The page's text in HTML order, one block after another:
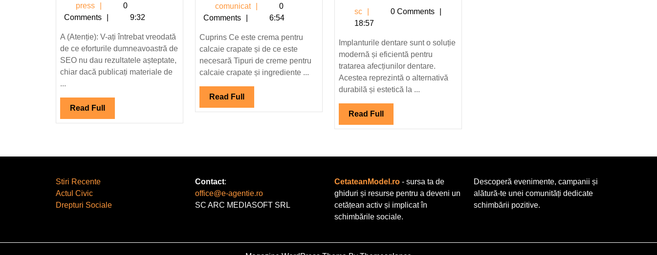
cauze
frecvente
și
soluții
press press
0
Comments
9:32
A (Atenție): V-ați întrebat vreodată
de ce eforturile dumneavoastră de
SEO nu dau rezultatele așteptate,
chiar dacă publicați materiale de
...
Read Full Read
Full
calcaie
crapate:
beneficii
și
recomandări.
comunicat comunicat
0
Comments
6:54
Cuprins Ce este crema pentru
calcaie crapate și de ce este
necesară Tipuri de creme pentru
calcaie crapate și ingrediente ...
Read Full Read
Full
și
rare
acestea
sc
0 Comments
18:57
Implanturile dentare sunt o soluție
modernă și eficientă pentru
tratarea afecțiunilor dentare.
Acestea reprezintă o alternativă
durabilă și estetică la ...
Read Full Read
Full
Stiri Recente
Actul Civic
Drepturi Sociale
Contact:
office@e-agentie.ro
SC ARC MEDIASOFT SRL
CetateanModel.ro - sursa ta de
ghiduri și resurse pentru a deveni un
cetățean activ și implicat în
schimbările sociale.
Descoperă evenimente, campanii și
alătură-te unei comunități dedicate
schimbării pozitive.